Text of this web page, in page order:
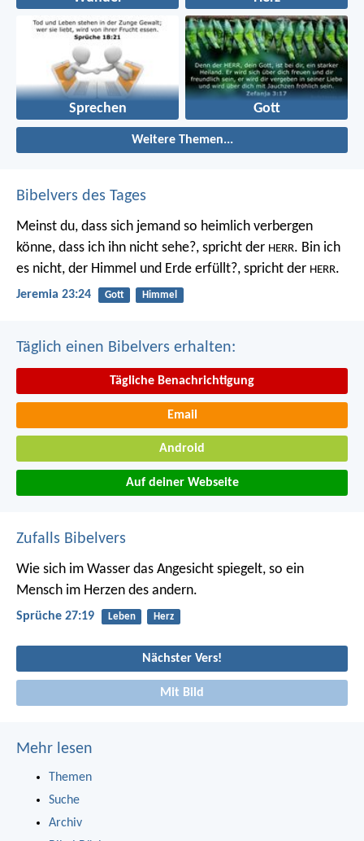
Sprechen Gott
Weitere Themen...
Bibelvers des Tages
Meinst du, dass sich jemand so heimlich verbergen
könne, dass ich ihn nicht sehe?, spricht der HERR. Bin ich
es nicht, der Himmel und Erde erfüllt?, spricht der HERR.
Jeremia 23:24 Gott Himmel
Täglich einen Bibelvers erhalten:
Tägliche Benachrichtigung
Email
Android
Auf deiner Webseite
Zufalls Bibelvers
Wie sich im Wasser das Angesicht spiegelt, so ein
Mensch im Herzen des andern.
Sprüche 27:19 Leben Herz
Nächster Vers!
Mit Bild
Mehr lesen
Themen
Suche
Archiv